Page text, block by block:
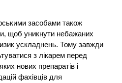
засобами також
щоб уникнути небажаних
ризик ускладнень. Тому завжди
з лікарем перед
нових препаратів і
фахівців для